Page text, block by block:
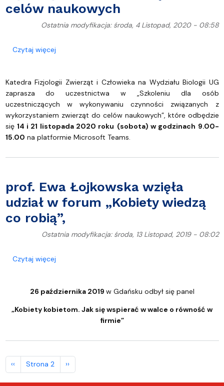
celów naukowych
Ostatnia modyfikacja: środa, 4 Listopad, 2020 - 08:58
Czytaj więcejo Szkolenie dla osób uczestniczących w
Katedra Fizjologii Zwierząt i Człowieka na Wydziału Biologii UG
zaprasza do uczestnictwa w „Szkoleniu dla osób
uczestniczących w wykonywaniu czynności związanych z
wykorzystaniem zwierząt do celów naukowych”, które odbędzie
się 14 i 21 listopada 2020 roku (sobota) w godzinach 9.00-
15.00 na platformie Microsoft Teams.
prof. Ewa Łojkowska wzięła
udział w forum „Kobiety wiedzą
co robią”,
Ostatnia modyfikacja: środa, 13 Listopad, 2019 - 08:02
Czytaj więcejo prof. Ewa Łojkowska wzięła udział w forum
26 października 2019 w Gdańsku odbył się panel
„Kobiety kobietom. Jak się wspierać w walce o równość w
firmie”
Stronicowanie
Poprzednia strona
‹‹ Strona 2 Następna strona
››